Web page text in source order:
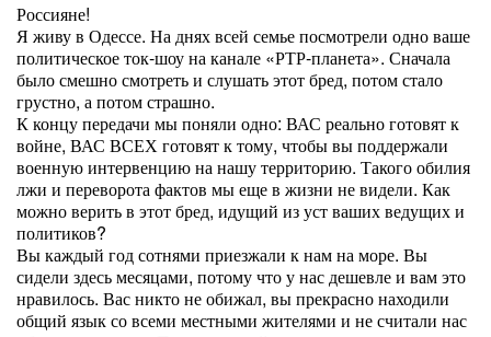
Россияне!
Я живу в Одессе. На днях всей семье посмотрели одно ваше
политическое ток-шоу на канале «РТР-планета». Сначала
было смешно смотреть и слушать этот бред, потом стало
грустно, а потом страшно.
К концу передачи мы поняли одно: ВАС реально готовят к
войне, ВАС ВСЕХ готовят к тому, чтобы вы поддержали
военную интервенцию на нашу территорию. Такого обилия
лжи и переворота фактов мы еще в жизни не видели. Как
можно верить в этот бред, идущий из уст ваших ведущих и
политиков?
Вы каждый год сотнями приезжали к нам на море. Вы
сидели здесь месяцами, потому что у нас дешевле и вам это
нравилось. Вас никто не обижал, вы прекрасно находили
общий язык со всеми местными жителями и не считали нас